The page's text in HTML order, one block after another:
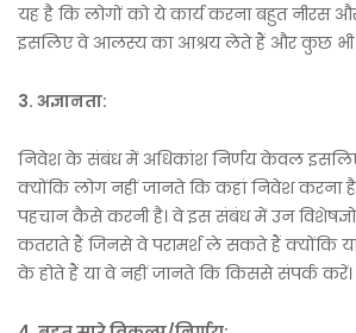
यह है कि लोगों को ये कार्य करना बहुत नीरस
इसलिए वे आलस्य का आश्रय लेते हैं और कुछ भी
3. अज्ञानता:
निवेश के संबंध में अधिकांश निर्णय केवल
क्योंकि लोग नहीं जानते कि कहां निवेश करना है
पहचान कैसे करनी है। वे इस संबंध में उन
कतराते हैं जिनसे वे परामर्श ले सकते हैं क्योंकि
के होते हैं या वे नहीं जानते कि किससे संपर्क करें।